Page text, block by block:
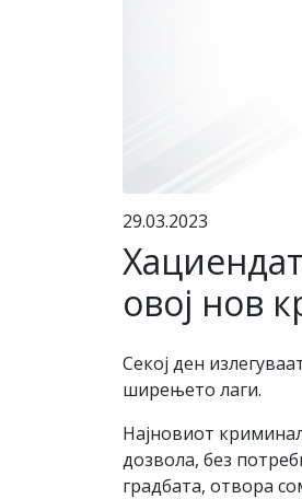
29.03.2023
овој нов
Секој ден
ширењето лаги.
Најновиот
дозвола, без
градбата, отвора